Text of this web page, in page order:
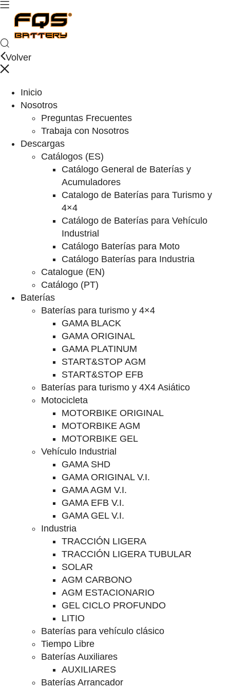
Volver
Inicio
Nosotros
Preguntas Frecuentes
Trabaja con Nosotros
Descargas
Catálogos (ES)
Catálogo General de Baterías y
Acumuladores
Catalogo de Baterías para Turismo y
4×4
Catálogo de Baterías para Vehículo
Industrial
Catálogo Baterías para Moto
Catálogo Baterías para Industria
Catalogue (EN)
Catálogo (PT)
Baterías
Baterías para turismo y 4×4
GAMA BLACK
GAMA ORIGINAL
GAMA PLATINUM
START&STOP AGM
START&STOP EFB
Baterías para turismo y 4X4 Asiático
Motocicleta
MOTORBIKE ORIGINAL
MOTORBIKE AGM
MOTORBIKE GEL
Vehículo Industrial
GAMA SHD
GAMA ORIGINAL V.I.
GAMA AGM V.I.
GAMA EFB V.I.
GAMA GEL V.I.
Industria
TRACCIÓN LIGERA
TRACCIÓN LIGERA TUBULAR
SOLAR
AGM CARBONO
AGM ESTACIONARIO
GEL CICLO PROFUNDO
LITIO
Baterías para vehículo clásico
Tiempo Libre
Baterías Auxiliares
AUXILIARES
Baterías Arrancador